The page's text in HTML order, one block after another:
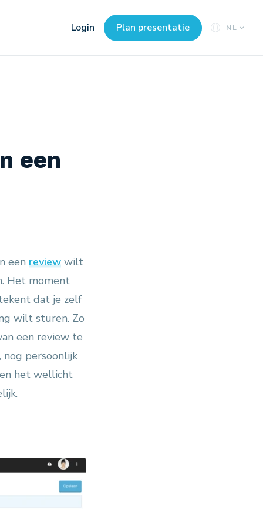
Login Plan presentatie NL
een
een review wilt
Het moment
dat je zelf
wilt sturen. Zo
een review te
nog persoonlijk
het wellicht